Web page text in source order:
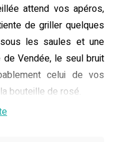
attend vos apéros,
de griller quelques
les saules et une
Vendée, le seul bruit
celui de vos
bouteille de rosé.
accueille jusqu’à